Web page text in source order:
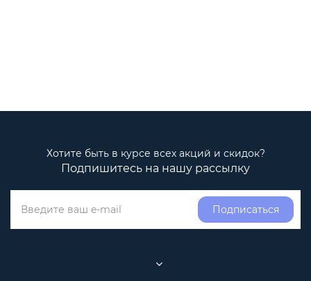
Хотите быть в курсе всех акций и скидок?
Подпишитесь на нашу рассылку
Подписаться